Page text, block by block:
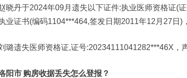
晓丹于2024年09月遗失以下证件:执业医师资格证(
业证书(编码1104***464,签发日期2011年12月27日)
璐遗失医师资格证,证号:20234111041282***46X，
阳市 购房收据丢失怎么登报？